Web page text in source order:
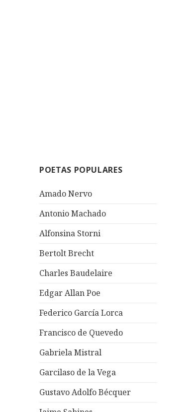
POETAS POPULARES
Amado Nervo
Antonio Machado
Alfonsina Storni
Bertolt Brecht
Charles Baudelaire
Edgar Allan Poe
Federico García Lorca
Francisco de Quevedo
Gabriela Mistral
Garcilaso de la Vega
Gustavo Adolfo Bécquer